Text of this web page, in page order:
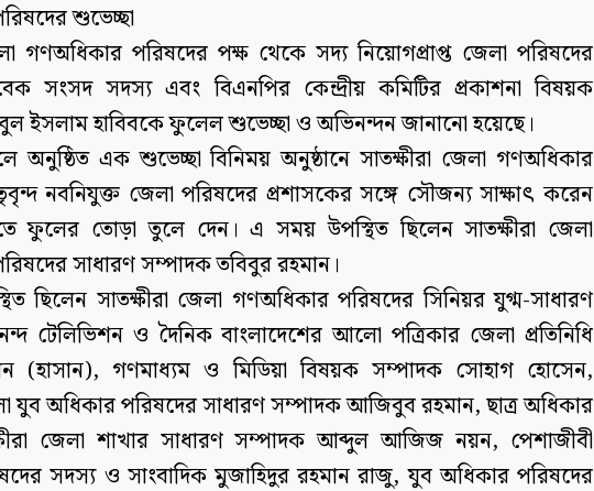
শুভেচ্ছা
গণঅধিকার পরিষদের পক্ষ থেকে সদ্য নিয়োগপ্রাপ্ত জেলা পরিষদের
সংসদ সদস্য এবং বিএনপির কেন্দ্রীয় কমিটির প্রকাশনা বিষয়ক
ইসলাম হাবিবকে ফুলেল শুভেচ্ছা ও অভিনন্দন জানানো হয়েছে।
অনুষ্ঠিত এক শুভেচ্ছা বিনিময় অনুষ্ঠানে সাতক্ষীরা জেলা গণঅধিকার
নবনিযুক্ত জেলা পরিষদের প্রশাসকের সঙ্গে সৌজন্য সাক্ষাৎ করেন
ফুলের তোড়া তুলে দেন। এ সময় উপস্থিত ছিলেন সাতক্ষীরা জেলা
সাধারণ সম্পাদক তবিবুর রহমান।
ছিলেন সাতক্ষীরা জেলা গণঅধিকার পরিষদের সিনিয়র যুগ্ম-সাধারণ
টেলিভিশন ও দৈনিক বাংলাদেশের আলো পত্রিকার জেলা প্রতিনিধি
(হাসান), গণমাধ্যম ও মিডিয়া বিষয়ক সম্পাদক সোহাগ হোসেন,
যুব অধিকার পরিষদের সাধারণ সম্পাদক আজিবুব রহমান, ছাত্র অধিকার
জেলা শাখার সাধারণ সম্পাদক আব্দুল আজিজ নয়ন, পেশাজীবী
সদস্য ও সাংবাদিক মুজাহিদুর রহমান রাজু, যুব অধিকার পরিষদের